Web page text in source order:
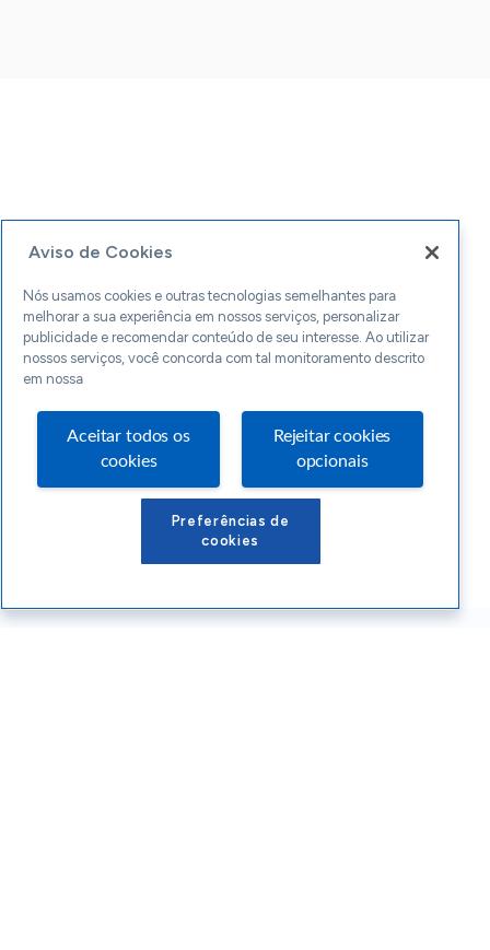
Aviso de Cookies
Nós usamos cookies e outras tecnologias semelhantes para
melhorar a sua experiência em nossos serviços, personalizar
publicidade e recomendar conteúdo de seu interesse. Ao utilizar
nossos serviços, você concorda com tal monitoramento descrito
em nossa
Aceitar todos os
cookies
Rejeitar cookies
opcionais
Preferências de
cookies